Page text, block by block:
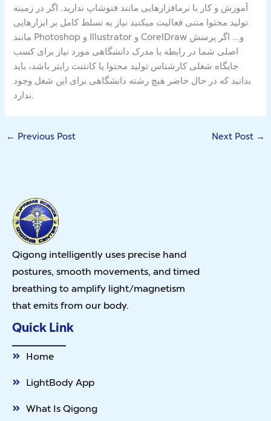
آموزش و کار با نرمافزارهایی مانند فتوشاپ ندارید. اگر در زمینه
تولید محتوا متنی فعالیت میکنید نیاز به تسلط کامل بر ابزارهایی
مانند Photoshop و Illustrator و CorelDraw و… اگر پرسش
اصلی شما در رابطه با مدرک دانشگاهی مورد نیاز برای کسب
جایگاه شغلی کارشناس تولید محتوا یا کانتنت رایتر باشد، باید
بدانید که در حال حاضر هیچ رشته دانشگاهی برای این شغل وجود
ندارد.
← Previous Post Next Post →
Qigong intelligently uses precise hand
postures, smooth movements, and timed
breathing to amplify light/magnetism
that emits from our body.
Quick Link
Home
LightBody App
What Is Qigong